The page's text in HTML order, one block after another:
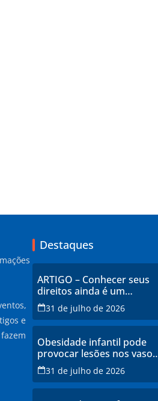
e
Destaques
ARTIGO – Conhecer seus
direitos ainda é um
privilégio no Brasil
31 de julho de 2026
Obesidade infantil pode
provocar lesões nos vasos
sanguíneos ainda na
infância, alerta estudo
31 de julho de 2026